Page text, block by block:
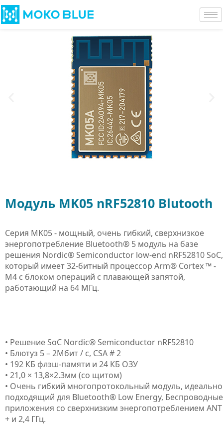
Модуль MK05 nRF52810 Blutooth
Серия MK05 - мощный, очень гибкий, сверхнизкое
энергопотребление Bluetooth® 5 модуль на базе
решения Nordic® Semiconductor low-end nRF52810 SoC,
который имеет 32-битный процессор Arm® Cortex ™ -
M4 с блоком операций с плавающей запятой,
работающий на 64 МГц.
• Решение SoC Nordic® Semiconductor nRF52810
• Блютуз 5 – 2Мбит / с, CSA # 2
• 192 КБ флэш-памяти и 24 КБ ОЗУ
• 21,0 × 13,8×2.3мм (со щитом)
• Очень гибкий многопротокольный модуль, идеально
подходящий для Bluetooth® Low Energy, Беспроводные
приложения со сверхнизким энергопотреблением ANT
+ и 2,4 ГГц.